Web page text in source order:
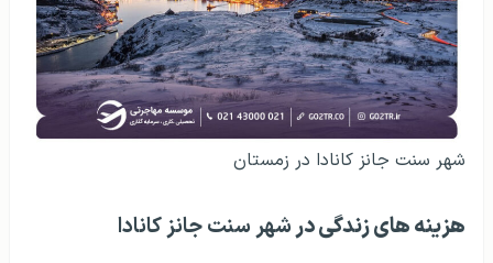
شهر سنت جانز کانادا در زمستان
هزینه های زندگی درشهر سنت جانز کانادا